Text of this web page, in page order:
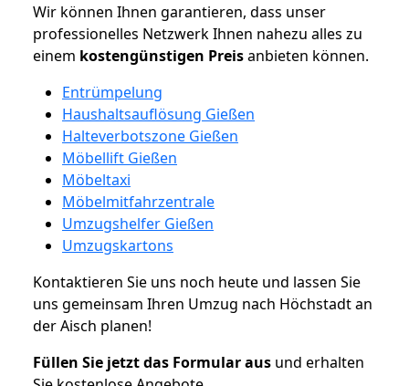
Wir können Ihnen garantieren, dass unser
professionelles Netzwerk Ihnen nahezu alles zu
einem kostengünstigen Preisanbieten können.
Entrümpelung
Haushaltsauflösung Gießen
Halteverbotszone Gießen
Möbellift Gießen
Möbeltaxi
Möbelmitfahrzentrale
Umzugshelfer Gießen
Umzugskartons
Kontaktieren Sie uns noch heute und lassen Sie
uns gemeinsam Ihren Umzug nach Höchstadt an
der Aisch planen!
Füllen Sie jetzt das Formular aus und erhalten